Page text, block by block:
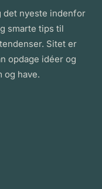
det nyeste indenfor
smarte tips til
Sitet er
opdage idéer og
og have.